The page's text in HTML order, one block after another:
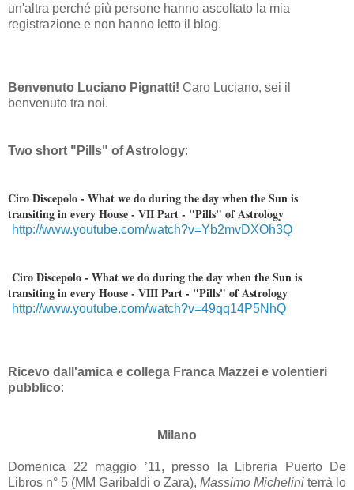
un'altra perché più persone hanno ascoltato la mia
registrazione e non hanno letto il blog.
Benvenuto Luciano Pignatti! Caro Luciano, sei il
benvenuto tra noi.
Two short "Pills" of Astrology:
Ciro Discepolo - What we do during the day when the Sun is
transiting in every House - VII Part - "Pills" of Astrology
http://www.youtube.com/watch?v=Yb2mvDXOh3Q
Ciro Discepolo - What we do during the day when the Sun is
transiting in every House - VIII Part - "Pills" of Astrology
http://www.youtube.com/watch?v=49qq14P5NhQ
Ricevo dall'amica e collega Franca Mazzei e volentieri
pubblico:
Milano
Domenica 22 maggio ’11, presso la Libreria PuertoDe
Libros n° 5 (MM Garibaldi o Zara), Massimo Michelini terrà lo